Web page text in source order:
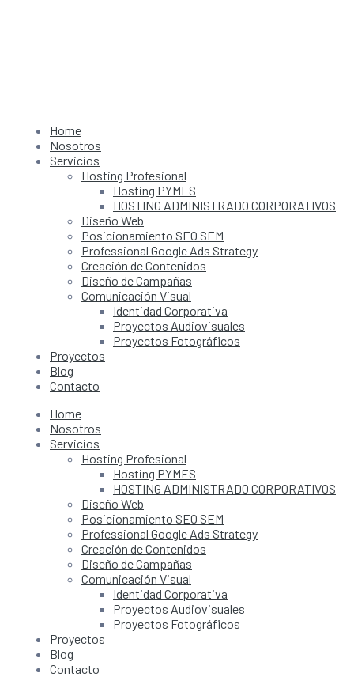
Home
Nosotros
Servicios
Hosting Profesional
Hosting PYMES
HOSTING ADMINISTRADO CORPORATIVOS
Diseño Web
Posicionamiento SEO SEM
Professional Google Ads Strategy
Creación de Contenidos
Diseño de Campañas
Comunicación Visual
Identidad Corporativa
Proyectos Audiovisuales
Proyectos Fotográficos
Proyectos
Blog
Contacto
Home
Nosotros
Servicios
Hosting Profesional
Hosting PYMES
HOSTING ADMINISTRADO CORPORATIVOS
Diseño Web
Posicionamiento SEO SEM
Professional Google Ads Strategy
Creación de Contenidos
Diseño de Campañas
Comunicación Visual
Identidad Corporativa
Proyectos Audiovisuales
Proyectos Fotográficos
Proyectos
Blog
Contacto